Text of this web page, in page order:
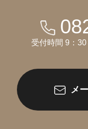
受付時間 9：30
メ